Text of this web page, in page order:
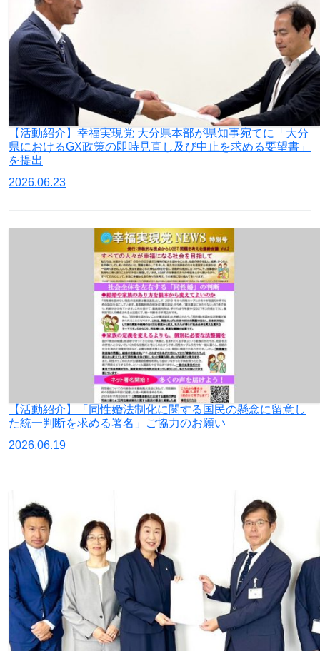
【活動紹介】幸福実現党 大分県本部が県知事宛てに「大分
県におけるGX政策の即時見直し及び中止を求める要望書」
を提出
2026.06.23
【活動紹介】「同性婚法制化に関する国民の懸念に留意し
た統一判断を求める署名」ご協力のお願い
2026.06.19